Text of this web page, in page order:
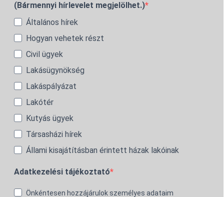
(Bármennyi hírlevelet megjelölhet.)
Általános hírek
Hogyan vehetek részt
Civil ügyek
Lakásügynökség
Lakáspályázat
Lakótér
Kutyás ügyek
Társasházi hírek
Állami kisajátításban érintett házak lakóinak
Adatkezelési tájékoztató
Önkéntesen hozzájárulok személyes adataim